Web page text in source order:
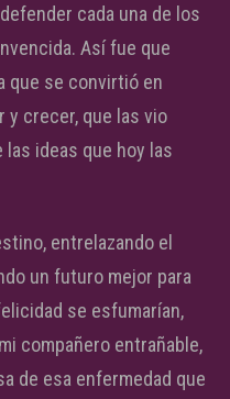
cada una de los
Así fue que
que se convirtió en
y crecer, que las vio
ideas que hoy las
entrelazando el
un futuro mejor para
se esfumarían,
compañero entrañable,
de esa enfermedad que